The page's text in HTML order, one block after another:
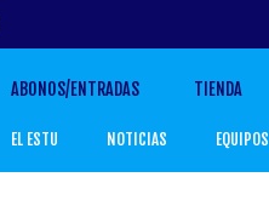
ABONOS/ENTRADAS TIENDA
EL ESTU NOTICIAS EQUIPOS